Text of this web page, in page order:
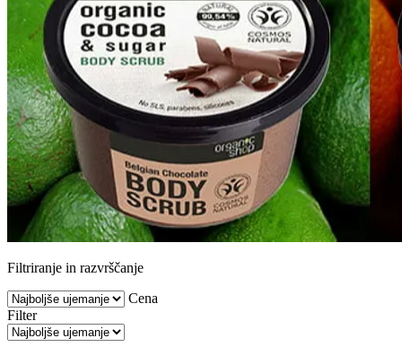
Filtriranje in razvrščanje
Cena
Filter